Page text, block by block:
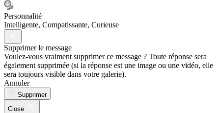
Personnalité
Intelligente, Compatissante, Curieuse
Supprimer le message
Voulez-vous vraiment supprimer ce message ? Toute réponse sera
également supprimée (si la réponse est une image ou une vidéo, elle
sera toujours visible dans votre galerie).
Annuler
Supprimer
Close